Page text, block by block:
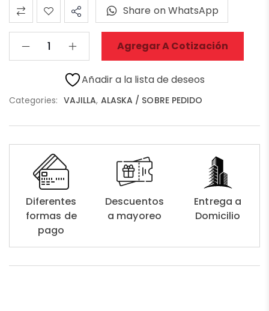
Agregar A Cotización
Share on WhatsApp
Añadir a la lista de deseos
Categories: VAJILLA, ALASKA / SOBRE PEDIDO
Diferentes
formas de
pago
Descuentos
a mayoreo
Entrega a
Domicilio